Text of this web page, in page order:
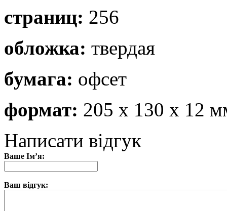
страниц: 256
обложка: твердая
бумага: офсет
формат: 205 х 130 х 12
Написати відгук
Ваше Ім’я:
Ваш відгук: